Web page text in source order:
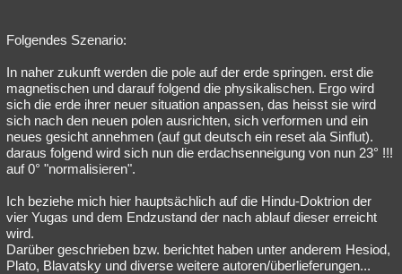
Musik
Übersichten
Besucht Teilgenommen Alle Neue Geschlossen
Lesenswert Schlüsselwörter
Folgendes Szenario:
In naher zukunft werden die pole auf der erde springen. erst die
magnetischen und darauf folgend die physikalischen. Ergo wird
sich die erde ihrer neuer situation anpassen, das heisst sie wird
sich nach den neuen polen ausrichten, sich verformen und ein
neues gesicht annehmen (auf gut deutsch ein reset ala Sinflut).
daraus folgend wird sich nun die erdachsenneigung von nun 23° !!!
auf 0° "normalisieren".
Ich beziehe mich hier hauptsächlich auf die Hindu-Doktrion der
vier Yugas und dem Endzustand der nach ablauf dieser erreicht
wird.
Darüber geschrieben bzw. berichtet haben unter anderem Hesiod,
Plato, Blavatsky und diverse weitere autoren/überlieferungen...